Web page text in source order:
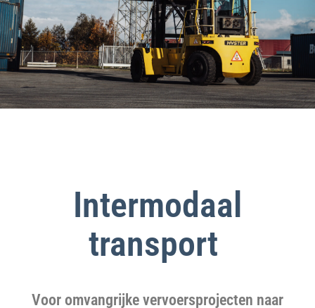
Intermodaal
transport
Voor omvangrijke vervoersprojecten naar